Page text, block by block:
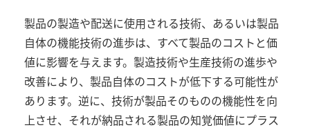
製品の製造や配送に使用される技術、あるいは製品
自体の機能技術の進歩は、すべて製品のコストと価
値に影響を与えます。製造技術や生産技術の進歩や
改善により、製品自体のコストが低下する可能性が
あります。逆に、技術が製品そのものの機能性を向
上させ、それが納品される製品の知覚価値にプラス